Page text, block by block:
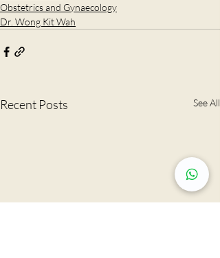
Obstetrics and Gynaecology
Dr. Wong Kit Wah
Recent Posts See All